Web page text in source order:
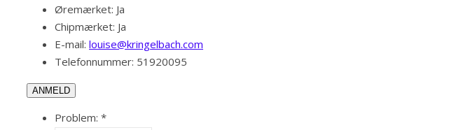
Øremærket: Ja
Chipmærket: Ja
E-mail: louise@kringelbach.com
Telefonnummer: 51920095
ANMELD
Problem: *